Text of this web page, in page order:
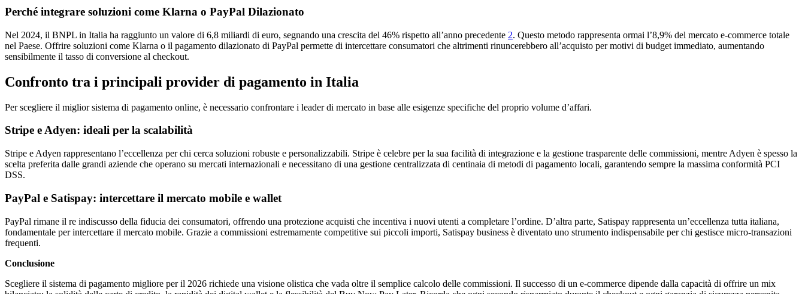
Perché integrare soluzioni come Klarna o PayPal Dilazionato
Nel 2024, il BNPL in Italia ha raggiunto un valore di 6,8 miliardi di euro, segnando una crescita del 46% rispetto all’anno precedente 2. Questo metodo rappresenta ormai l’8,9% del mercato e-commerce totale
nel Paese. Offrire soluzioni come Klarna o il pagamento dilazionato di PayPal permette di intercettare consumatori che altrimenti rinuncerebbero all’acquisto per motivi di budget immediato, aumentando
sensibilmente il tasso di conversione al checkout.
Confronto tra i principali provider di pagamento in Italia
Per scegliere il miglior sistema di pagamento online, è necessario confrontare i leader di mercato in base alle esigenze specifiche del proprio volume d’affari.
Stripe e Adyen: ideali per la scalabilità
Stripe e Adyen rappresentano l’eccellenza per chi cerca soluzioni robuste e personalizzabili. Stripe è celebre per la sua facilità di integrazione e la gestione trasparente delle commissioni, mentre Adyen è spesso la
scelta preferita dalle grandi aziende che operano su mercati internazionali e necessitano di una gestione centralizzata di centinaia di metodi di pagamento locali, garantendo sempre la massima conformità PCI
DSS.
PayPal e Satispay: intercettare il mercato mobile e wallet
PayPal rimane il re indiscusso della fiducia dei consumatori, offrendo una protezione acquisti che incentiva i nuovi utenti a completare l’ordine. D’altra parte, Satispay rappresenta un’eccellenza tutta italiana,
fondamentale per intercettare il mercato mobile. Grazie a commissioni estremamente competitive sui piccoli importi, Satispay business è diventato uno strumento indispensabile per chi gestisce micro-transazioni
frequenti.
Conclusione
Scegliere il sistema di pagamento migliore per il 2026 richiede una visione olistica che vada oltre il semplice calcolo delle commissioni. Il successo di un e-commerce dipende dalla capacità di offrire un mix